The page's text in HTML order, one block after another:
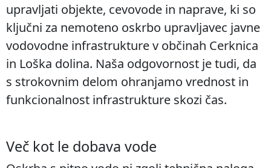
upravljati objekte, cevovode in naprave, ki so
ključni za nemoteno oskrbo upravljavec javne
vodovodne infrastrukture v občinah Cerknica
in Loška dolina. Naša odgovornost je tudi, da
s strokovnim delom ohranjamo vrednost in
funkcionalnost infrastrukture skozi čas.
Več kot le dobava vode